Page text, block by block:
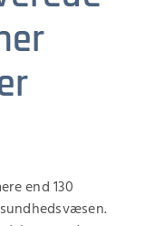
end 130